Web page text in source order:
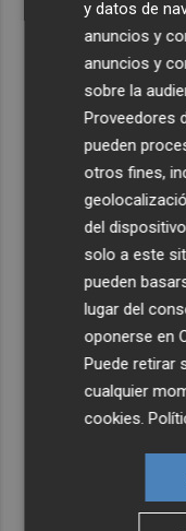
y datos de
anuncios y
anuncios y
sobre la
Proveedores
pueden
otros fines,
del
solo a este
pueden
lugar del
oponerse en
Puede retirar
cualquier
cookies .